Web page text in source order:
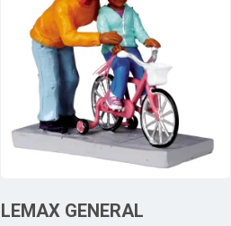
LEMAX GENERAL